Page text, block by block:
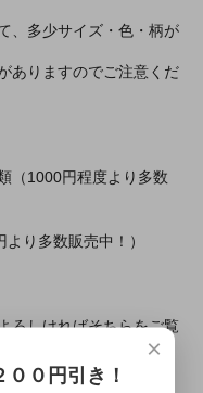
、多少サイズ・色・柄が
ありますのでご注意くだ
（1000円程度より多数
り多数販売中！）
ろしければそちらをご覧
！という方■
×
０円引き！